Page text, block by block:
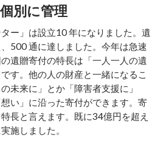
別に管理
ー」は設立10 年になりました。遺
500 通に達しました。今年は急速
遺贈寄付の特長は「一人一人の遺
す。他の人の財産と一緒になるこ
未来に」とか「障害者支援に」
想い」に沿った寄付ができます。寄
長と言えます。既に34億円を超え
施しました。